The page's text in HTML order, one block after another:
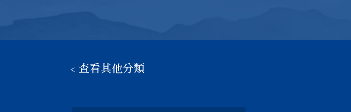
﹤查看其他分類